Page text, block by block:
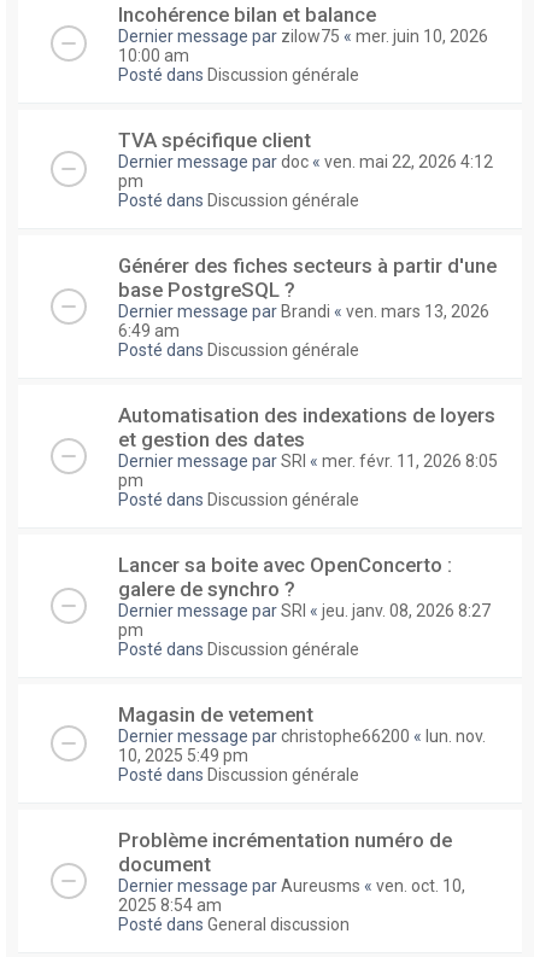
Incohérence bilan et balance
Dernier message par zilow75 « mer. juin 10, 2026
10:00 am
Posté dans Discussion générale
TVA spécifique client
Dernier message pardoc « ven. mai 22, 2026 4:12
pm
Posté dans Discussion générale
Générer des fiches secteurs à partir d'une
base PostgreSQL ?
Dernier message par Brandi « ven. mars 13, 2026
6:49 am
Posté dans Discussion générale
Automatisation des indexations de loyers
et gestion des dates
Dernier message parSRI « mer. févr. 11, 2026 8:05
pm
Posté dans Discussion générale
Lancer sa boite avec OpenConcerto :
galere de synchro ?
Dernier message parSRI « jeu. janv. 08, 2026 8:27
pm
Posté dans Discussion générale
Magasin de vetement
Dernier message parchristophe66200 « lun. nov.
10, 2025 5:49 pm
Posté dans Discussion générale
Problème incrémentation numéro de
document
Dernier message parAureusms « ven. oct. 10,
2025 8:54 am
Posté dans General discussion